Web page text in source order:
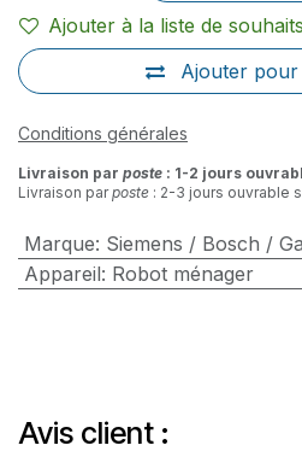
Ajouter
Ajouter à la liste de souhaits
Conditions générales
Livraison par poste : 1-2 jours
Livraison parposte : 2-3 jours ouvrable
Marque: Siemens / Bosch /
Appareil: Robot ménager
Avis client :